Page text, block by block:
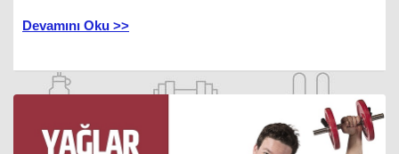
Devamını Oku >>